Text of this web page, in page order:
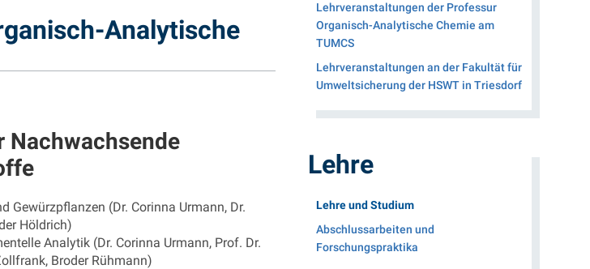
Analytische
Nachwachsende
Gewürzpflanzen (Dr. Corinna Urmann, Dr.
Höldrich)
Analytik (Dr. Corinna Urmann, Prof. Dr.
Broder Rühmann)
Lehrveranstaltungen der Professur
Organisch-Analytische Chemie am
TUMCS
Lehrveranstaltungen an der Fakultät für
Umweltsicherung der HSWT in Triesdorf
Lehre
Lehre und Studium(Aktueller Menüpunkt)
Abschlussarbeiten und
Forschungspraktika